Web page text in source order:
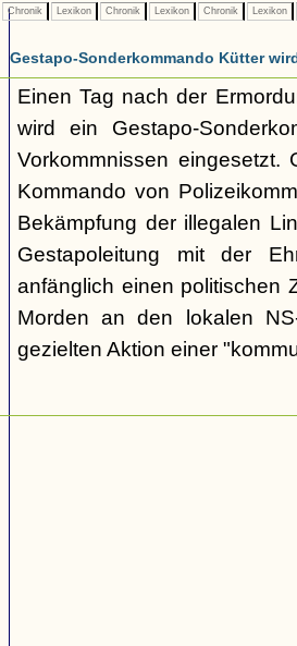
Chronik Lexikon Chronik Lexikon Chronik Lexikon
Gestapo-Sonderkommando Kütter
Einen Tag nach der
wird ein Gestapo-
Vorkommnissen eingesetzt.
Kommando von
Bekämpfung der illegalen
Gestapoleitung mit der
anfänglich einen politischen
Morden an den lokalen
gezielten Aktion einer